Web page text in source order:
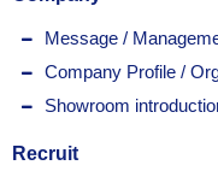
Message /
Company Profile /
Showroom
Recruit